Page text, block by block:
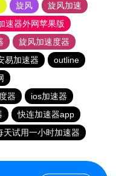
旋风
旋风加速
速器外网苹果版
旋风加速度器
易加速器
outline
器
ios加速器
快连加速器app
天试用一小时加速器